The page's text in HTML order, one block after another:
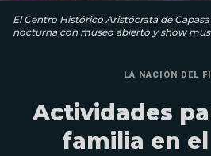
El Centro Histórico Aristócrata de
nocturna con museo abierto y show
LA NACIÓN DEL
Actividades
familia en